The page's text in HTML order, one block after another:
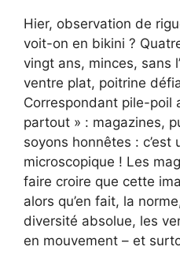
Hier, observation de
voit-on en bikini ?
vingt ans, minces, sans
ventre plat, poitrine
Correspondant pile-poil
partout » : magazines,
soyons honnêtes : c’est
microscopique ! Les
faire croire que cette
alors qu’en fait, la
diversité absolue, les
en mouvement – et